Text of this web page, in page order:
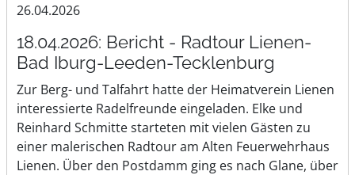
26.04.2026
18.04.2026: Bericht - Radtour Lienen-
Bad Iburg-Leeden-Tecklenburg
Zur Berg- und Talfahrt hatte der Heimatverein Lienen
interessierte Radelfreunde eingeladen. Elke und
Reinhard Schmitte starteten mit vielen Gästen zu
einer malerischen Radtour am Alten Feuerwehrhaus
Lienen. Über den Postdamm ging es nach Glane, über